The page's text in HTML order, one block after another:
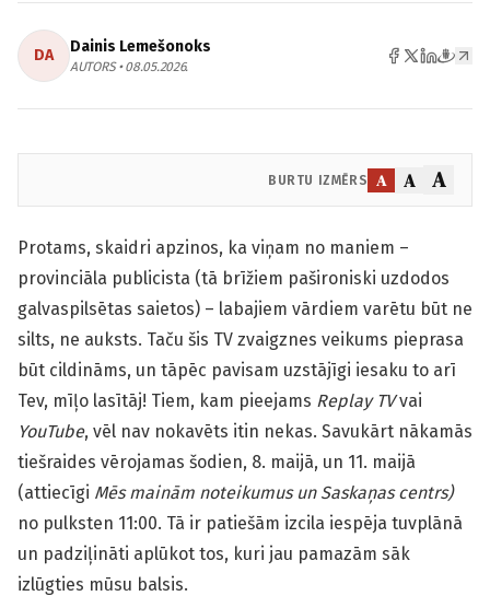
DA Dainis Lemešonoks
AUTORS • 08.05.2026.
BURTU IZMĒRS A A A
Protams, skaidri apzinos, ka viņam no maniem –
provinciāla publicista (tā brīžiem pašironiski uzdodos
galvaspilsētas saietos) – labajiem vārdiem varētu būt ne
silts, ne auksts. Taču šis TV zvaigznes veikums pieprasa
būt cildināms, un tāpēc pavisam uzstājīgi iesaku to arī
Tev, mīļo lasītāj! Tiem, kam pieejams Replay TVvai
YouTube, vēl nav nokavēts itin nekas. Savukārt nākamās
tiešraides vērojamas šodien, 8. maijā, un 11. maijā
(attiecīgi Mēs mainām noteikumus un Saskaņas centrs)
no pulksten 11:00. Tā ir patiešām izcila iespēja tuvplānā
un padziļināti aplūkot tos, kuri jau pamazām sāk
izlūgties mūsu balsis.